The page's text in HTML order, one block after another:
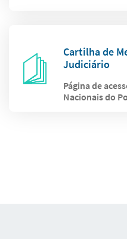
Cartilha de
Judiciário
Página de
Nacionais do